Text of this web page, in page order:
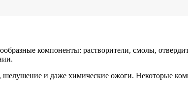
компоненты: растворители, смолы,
шелушение и даже химические ожоги. Некоторые